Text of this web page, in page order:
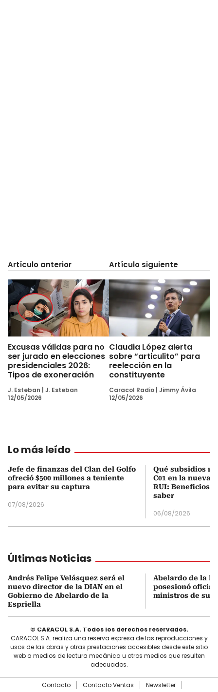
Artículo anterior
Excusas válidas para no
ser jurado en elecciones
presidenciales 2026:
Tipos de exoneración
J. Esteban
J. Esteban
12/05/2026
Artículo siguiente
Claudia López alerta
sobre “articulito” para
reelección en la
constituyente
Caracol Radio Jimmy Ávila
12/05/2026
Lo más leído
Jefe de finanzas del Clan del Golfo
ofreció $500 millones a teniente
para evitar su captura
07/08/2026
Qué subsidios
C01 en la nueva
RUI: Beneficios
saber
06/08/2026
Últimas Noticias
Andrés Felipe Velásquez será el
nuevo director de la DIAN en el
Gobierno de Abelardo de la
Espriella
Abelardo de la
posesionó
ministros de su
© CARACOL S.A. Todos los derechos reservados.
CARACOL S.A. realiza una reserva expresa de las reproducciones y
usos de las obras y otras prestaciones accesibles desde este sitio
web a medios de lectura mecánica u otros medios que resulten
adecuados.
Contacto Contacto Ventas Newsletter